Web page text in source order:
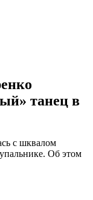
танец в
с шквалом
Об этом